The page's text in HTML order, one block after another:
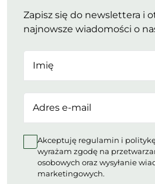
Zapisz się do newslettera i
najnowsze wiadomości o
Akceptuję regulamin i
wyrażam zgodę na
osobowych oraz wysyłanie
marketingowych.